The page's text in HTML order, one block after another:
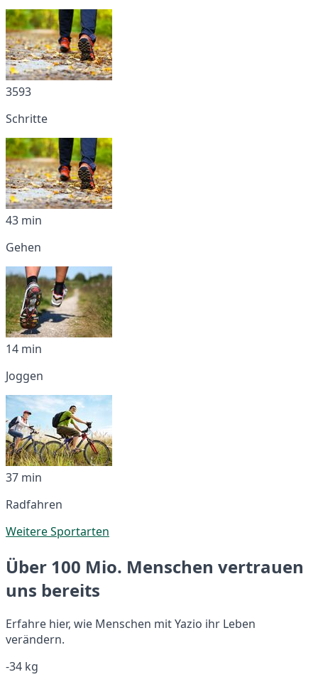
3593
Schritte
43 min
Gehen
14 min
Joggen
37 min
Radfahren
Weitere Sportarten
Über 100 Mio. Menschen vertrauen
uns bereits
Erfahre hier, wie Menschen mit Yazio ihr Leben
verändern.
-34 kg